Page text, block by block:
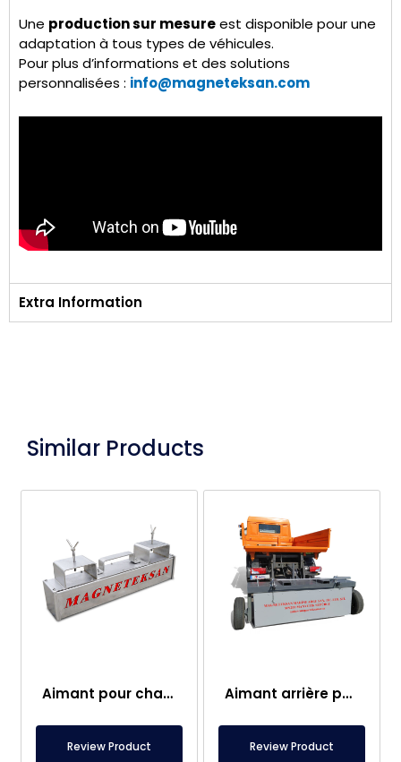
Une production sur mesureest disponible pour une
adaptation à tous types de véhicules.
Pour plus d’informations et des solutions
personnalisées : info@magneteksan.com
Extra Information
Similar Products
Aimant pour chariot élévateur – Entièrement en inox – Distance effective de 10 cm – Libération facile avec poignée
Review Product
Aimant arrière pour véhicule – Balayeuse magnétique
Review Product